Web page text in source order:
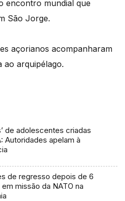
encontro mundial que
São Jorge.
açorianos acompanharam
ao arquipélago.
de adolescentes criadas
Autoridades apelam à
de regresso depois de 6
missão da NATO na